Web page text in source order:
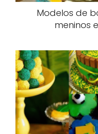
Modelos de
meninos